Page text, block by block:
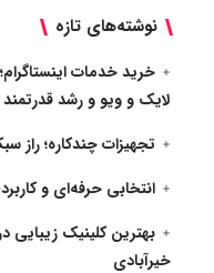
نوشته‌های تازه
خرید خدمات
لایک و ویو و رشد
تجهیزات چندکاره؛
انتخابی حرفه‌ای و
بهترین کلینیک زیبایی
خیرآبادی